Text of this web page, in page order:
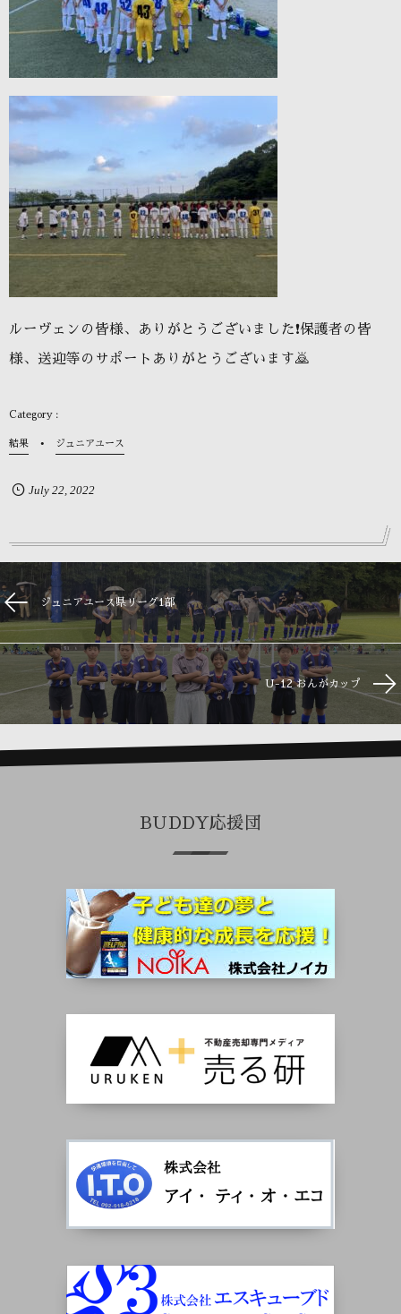
ルーヴェンの皆様、ありがとうございました❗️保護者の皆
様、送迎等のサポートありがとうございます🙇
結果 ジュニアユース
July 22, 2022
ジュニアユース県リーグ1部
U-12 おんがカップ
BUDDY応援団